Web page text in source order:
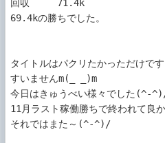
回収     71.4k
69.4kの勝ちでした。
タイトルはパクリたかっただけで
すいませんm(_ _)m
今日はきゅうべい様々でした(^-
11月ラスト稼働勝ちで終われて
それではまた～(^-^)/